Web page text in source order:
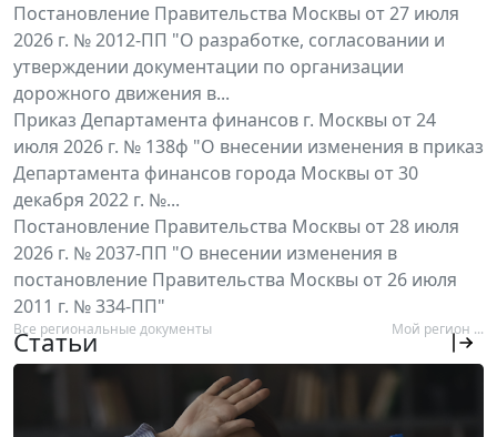
Постановление Правительства Москвы от 27 июля
2026 г. № 2012-ПП "О разработке, согласовании и
утверждении документации по организации
дорожного движения в...
Приказ Департамента финансов г. Москвы от 24
июля 2026 г. № 138ф "О внесении изменения в приказ
Департамента финансов города Москвы от 30
декабря 2022 г. №...
Постановление Правительства Москвы от 28 июля
2026 г. № 2037-ПП "О внесении изменения в
постановление Правительства Москвы от 26 июля
2011 г. № 334-ПП"
Все региональные документы Мой регион ...
Статьи